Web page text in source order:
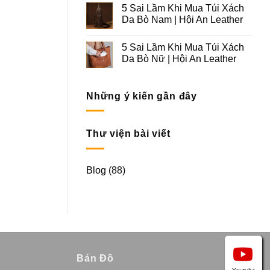
5 Sai Lầm Khi Mua Túi Xách
Da Bò Nam | Hội An Leather
5 Sai Lầm Khi Mua Túi Xách
Da Bò Nữ | Hội An Leather
Những ý kiến gần đây
Thư viện bài viết
Blog (88)
Bản Đồ